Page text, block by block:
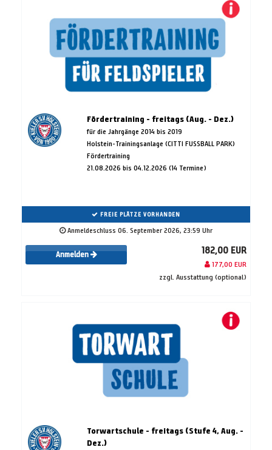
Fördertraining - freitags (Aug. - Dez.)
für die Jahrgänge 2014 bis 2019
Holstein-Trainingsanlage (CITTI FUSSBALL PARK)
Fördertraining
21.08.2026 bis 04.12.2026 (14 Termine)
FREIE PLÄTZE VORHANDEN
Anmeldeschluss 06. September 2026, 23:59 Uhr
Anmelden 182,00 EUR
177,00 EUR
zzgl. Ausstattung (optional)
Torwartschule - freitags (Stufe 4, Aug. -
Dez.)